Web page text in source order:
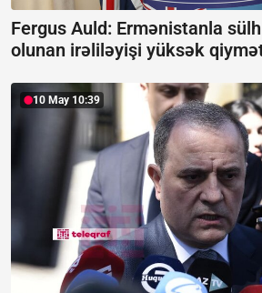
Fergus Auld: Ermənistanla
olunan irəliləyişi yüksək
10 May 10:39